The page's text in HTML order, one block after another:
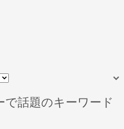
で話題のキーワード